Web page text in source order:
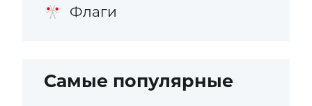
🎌 Флаги
Самые популярные